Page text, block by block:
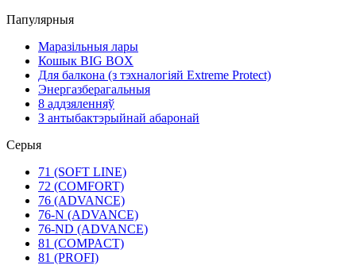
Папулярныя
Маразільныя лары
Кошык BIG BOX
Для балкона (з тэхналогіяй Extreme Protect)
Энергазберагальныя
8 аддзяленняў
З антыбактэрыйнай абаронай
Серыя
71 (SOFT LINE)
72 (COMFORT)
76 (ADVANCE)
76-N (ADVANCE)
76-ND (ADVANCE)
81 (COMPACT)
81 (PROFI)